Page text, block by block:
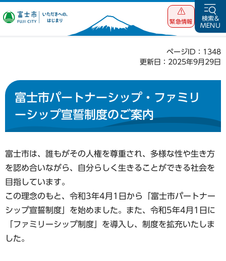
富士市 いただ
緊急情報
検索&
MENU
ページID：1348
更新日：2025年9月29日
富士市パートナーシップ・ファミリ
ーシップ宣誓制度のご案内
富士市は、誰もがその人権を尊重され、多様な性や生き方
を認め合いながら、自分らしく生きることができる社会を
目指しています。
この理念のもと、令和3年4月1日から「富士市パートナー
シップ宣誓制度」を始めました。また、令和5年4月1日に
「ファミリーシップ制度」を導入し、制度を拡充いたしま
した。